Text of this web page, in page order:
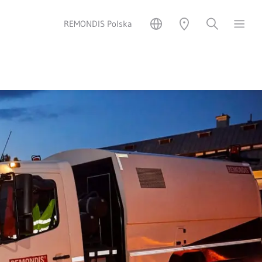
REMONDIS Polska